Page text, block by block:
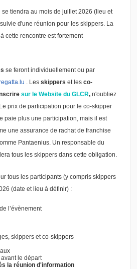
se tiendra au mois de juillet 2026 (lieu et
d'une réunion pour les skippers. La
cette rencontre est fortement
se feront individuellement ou par
. Lesskippers et lesco-
sur le Website du GLCR, n'oubliez
prix de participation pour le co-skipper
paie plus une participation, mais il est
une assurance de rachat de franchise
Pantaenius. Un responsable du
tous les skippers dans cette obligation.
tous les participants (y compris skippers
(date et lieu à définir) :
l’évènement
skippers et co-skippers
le départ
la réunion d'information